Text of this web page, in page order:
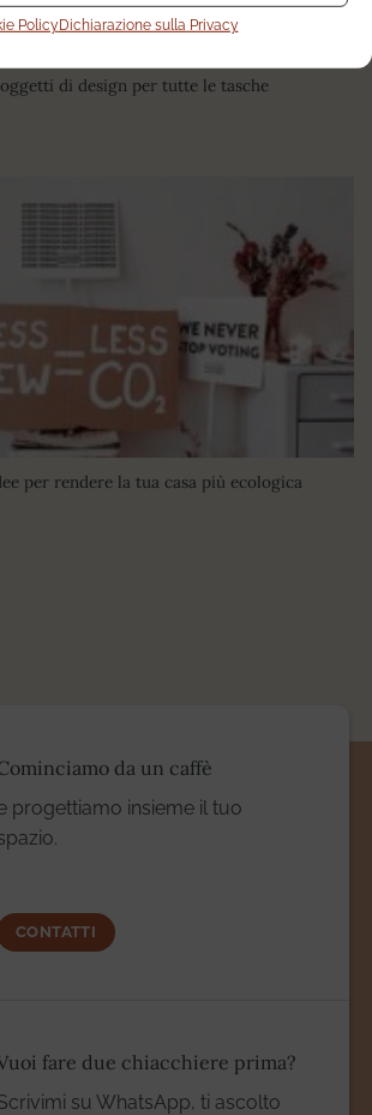
PolicyDichiarazione sulla Privacy
di design per tutte le tasche
per rendere la tua casa più ecologica
da un caffè
progettiamo insieme il tuo
CONTATTI
fare due chiacchiere prima?
su WhatsApp, ti ascolto